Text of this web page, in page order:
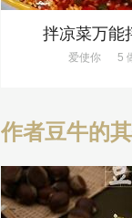
拌凉菜万能
爱使你5
作者豆牛的